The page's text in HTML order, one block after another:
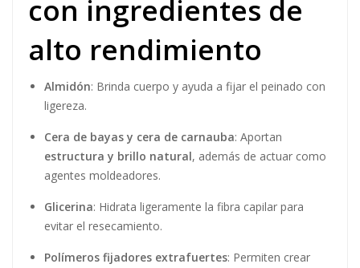
con ingredientes de
alto rendimiento
Almidón: Brinda cuerpo y ayuda a fijar el peinado con
ligereza.
Cera de bayas y cera de carnauba: Aportan
estructura y brillo natural, además de actuar como
agentes moldeadores.
Glicerina: Hidrata ligeramente la fibra capilar para
evitar el resecamiento.
Polímeros fijadores extrafuertes: Permiten crear